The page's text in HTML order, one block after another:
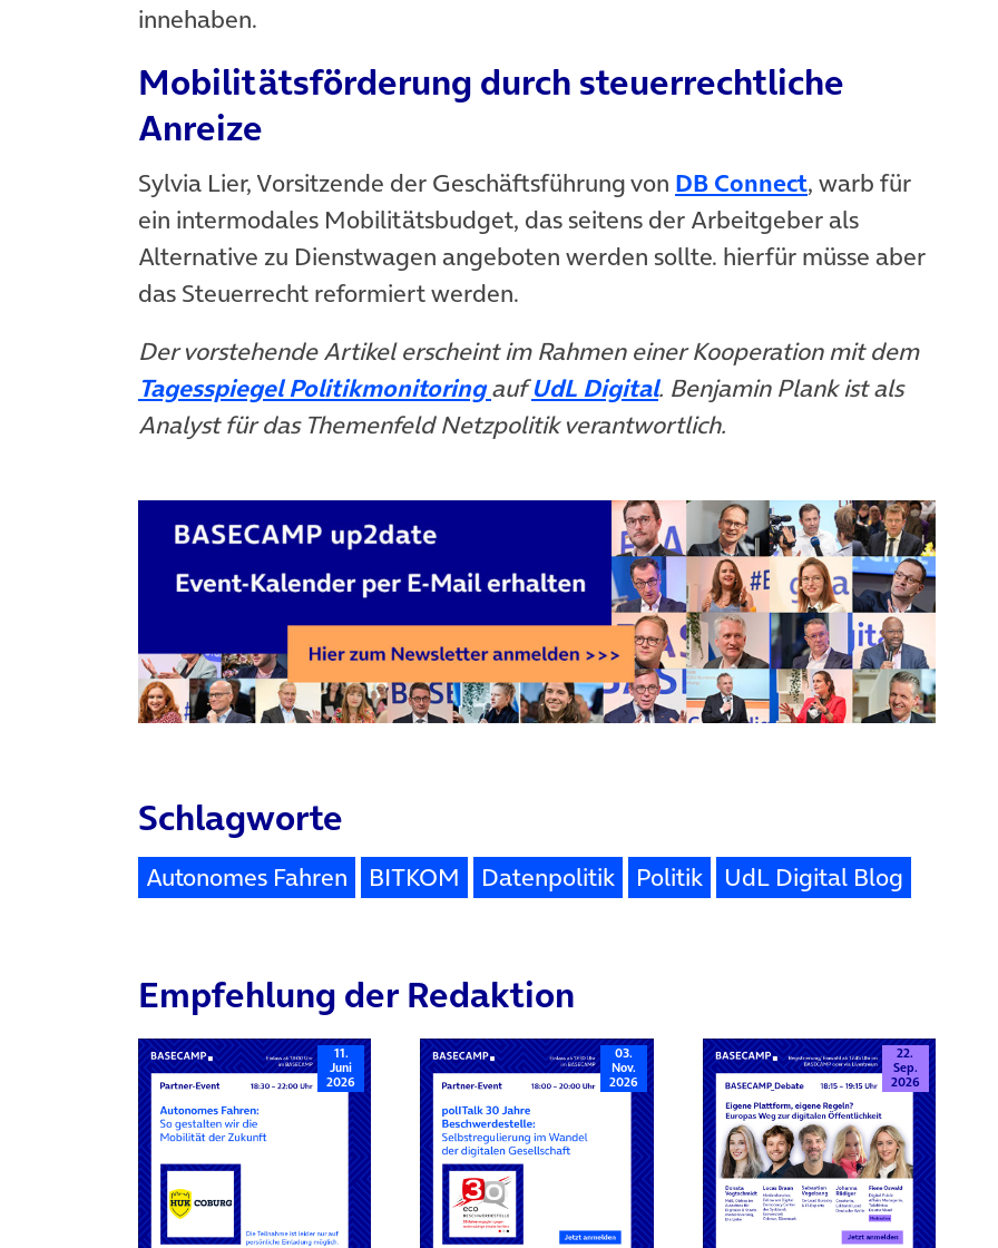
innehaben.
Mobilitätsförderung durch steuerrechtliche
Anreize
Sylvia Lier, Vorsitzende der Geschäftsführung von DB Connect(öffnet in neuem
, warb für
ein intermodales Mobilitätsbudget, das seitens der Arbeitgeber als
Alternative zu Dienstwagen angeboten werden sollte. hierfür müsse aber
das Steuerrecht reformiert werden.
Der vorstehende Artikel erscheint im Rahmen einer Kooperation mit dem
Tagesspiegel Politikmonitoring(öffnet in neuem Tab)
aufUdL Digital(öffnet in neuem Tab)
. Benjamin Plank ist als
Analyst für das Themenfeld Netzpolitik verantwortlich.
Schlagworte
Autonomes Fahren BITKOM Datenpolitik Politik UdL Digital Blog
Empfehlung der Redaktion
11.
Juni
2026
03.
Nov.
2026
22.
Sep.
2026